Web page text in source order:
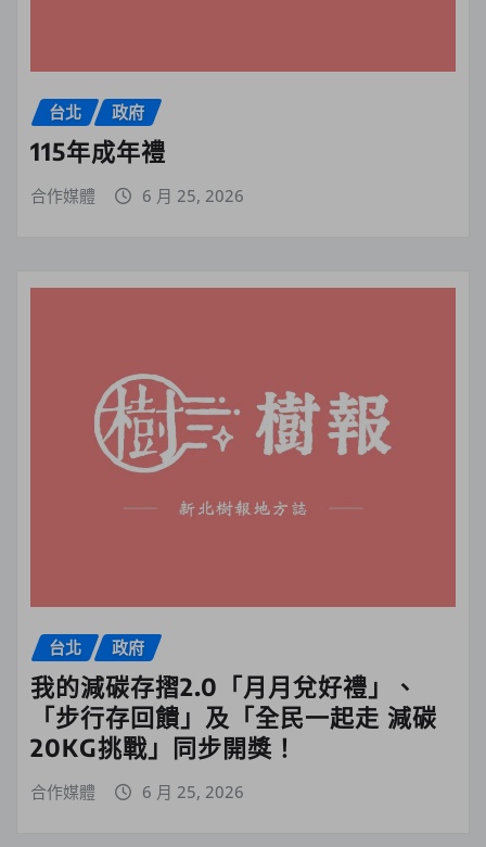
台北 政府
115年成年禮
合作媒體 6 月 25, 2026
台北 政府
我的減碳存摺2.0「月月兌好禮」、
「步行存回饋」及「全民一起走 減碳
20KG挑戰」同步開獎！
合作媒體 6 月 25, 2026